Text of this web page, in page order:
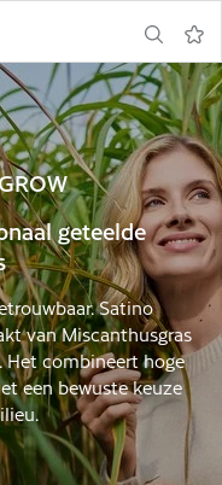
Zoeken
geteelde
Satino
van Miscanthusgras
Het combineert hoge
een bewuste keuze